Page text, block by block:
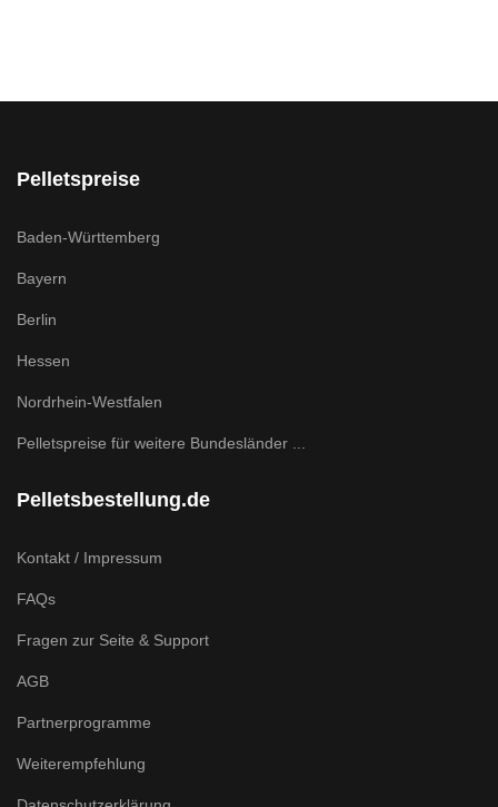
Pelletspreise
Baden-Württemberg
Bayern
Berlin
Hessen
Nordrhein-Westfalen
Pelletspreise für weitere Bundesländer ...
Pelletsbestellung.de
Kontakt / Impressum
FAQs
Fragen zur Seite & Support
AGB
Partnerprogramme
Weiterempfehlung